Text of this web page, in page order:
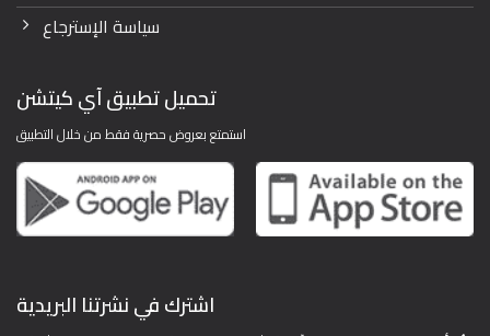
سياسة الإسترجاع
تحميل تطبيق آي كيتشن
استمتع بعروض حصرية فقط من خلال التطبيق
اشترك في نشرتنا البريدية